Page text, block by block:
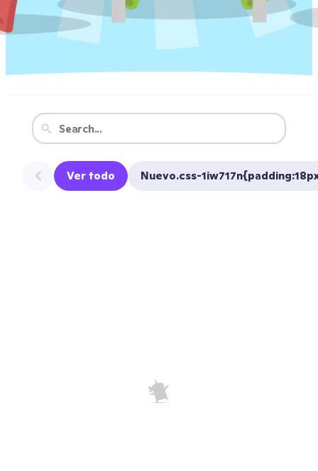
Ver todo Nuevo